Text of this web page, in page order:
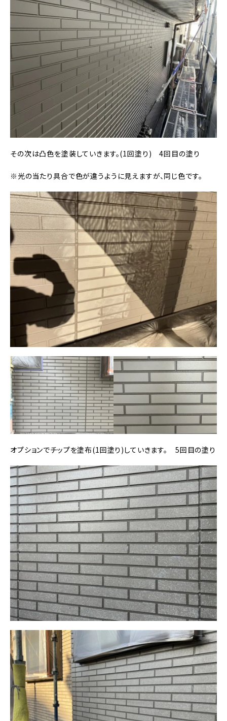
その次は凸色を塗装していきます。(1回塗り) 4回目の塗り
※光の当たり具合で色が違うように見えますが、同じ色です。
オプションでチップを塗布(1回塗り)していきます。 5回目の塗り